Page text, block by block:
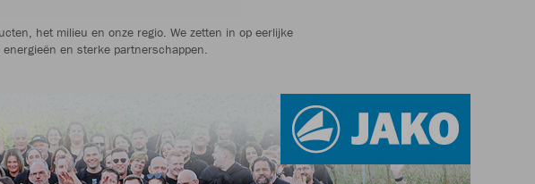
het milieu en onze regio. We zetten in op eerlijke
en sterke partnerschappen.